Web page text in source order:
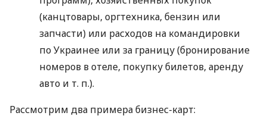
(канцтовары, оргтехника, бензин или
запчасти) или расходов на командировки
по Украинее или за границу (бронирование
номеров в отеле, покупку билетов, аренду
авто и т. п.).
Рассмотрим два примера бизнес-карт: